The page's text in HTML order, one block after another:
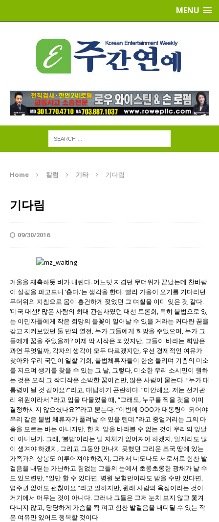
MENU
Home 칼럼 기타 기다림
기다림
09/30/2016
겨울을 재촉하듯 비가 내린다. 어느덧 지겹던 무더위가 끝났는데 찬바람
이 살갗을 파고드니 ‘춥다.’는 생각을 한다. 빨리 가을이 오기를 기다리던
무더위의 지침으로 몸이 흥건하게 젖었던 그 며칠을 이미 잊은 것 같다.
‘미국 대선!’ 많은 사람의 최대 관심사였던 대선 토론회, 특히 불법으로 있
는 이민자들에게 작은 희망의 불꽃이 일어날 수 있을 거라는 커다란 꿈을
갖고 지켜보았던 둘 만의 열전, 누가 그들에게 희망을 주었으며, 누가 그
들에게 꿈을 주었을까? 이제 막 시작은 되었지만, 그들이 바라는 희망은
과연 무엇일까, 각자의 생각이 모두 다르겠지만, 우선 경제적인 여유가
찾아와 우리 국민이 일할 기회, 불법체류자들이 한숨 돌리며 기쁨의 미소
를 지으며 생기를 찾을 수 있는 그 날, 그렇다, 미소한 우리 소시민이 원하
는 것은 오직 그 작디작은 소박한 꿈이건만, 많은 사람이 묻는다. “누가 대
통령이 될 것 같아요?”라고, 대답하기 곤란하다. “미안해요. 저는 선거관
리 위원이라서.”라고 입을 다물었을 때, “그래도, 누구를 찍을 것을 이미
결정하시지 않으셨나요?”라고 묻는다. “이번에 OOO가 대통령이 되어야
우리 같은 불법 체류자가 풀려날 수 있을 텐데.”라고 중얼거리는 그의 마
음을 모르는 바는 아니지만, 한 치 앞을 바라볼 수 없는 것이 우리의 앞날
이 아니던가. 그래, ‘불법’이라는 말 자체가 없어져야 하겠지, 일자리도 많
이 생겨야 하겠지, 그리고 그동안 만나지 못했던 그리운 조국 땅에 있는
가족과의 상봉도 이루어져야 하겠지, 그래서 너도나도 서로서로 힘찬 발
걸음을 내딛는 가난하고 힘없는 그들의 눈에서 초롱초롱한 광채가 날 수
도 있으련만, “일만 할 수 있다면, 병원 보험만이라도 받을 수만 있다면,
영주권 없어도 괜찮아요.”라고 말하지만, 원래 사람의 욕심이라는 것이
거기에서 머무는 것이 아니다. 그러나 그들은 그저 눈치 보지 않고 쫓겨
다니지 않고, 당당하게 가슴을 쫙 펴고 힘찬 발걸음을 내디딜 수 있는 작
은 여유만 있어도 행복할 것이다.